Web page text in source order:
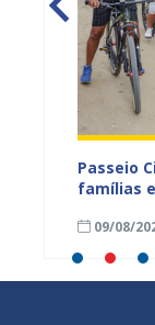
Passeio
famílias
09/08/